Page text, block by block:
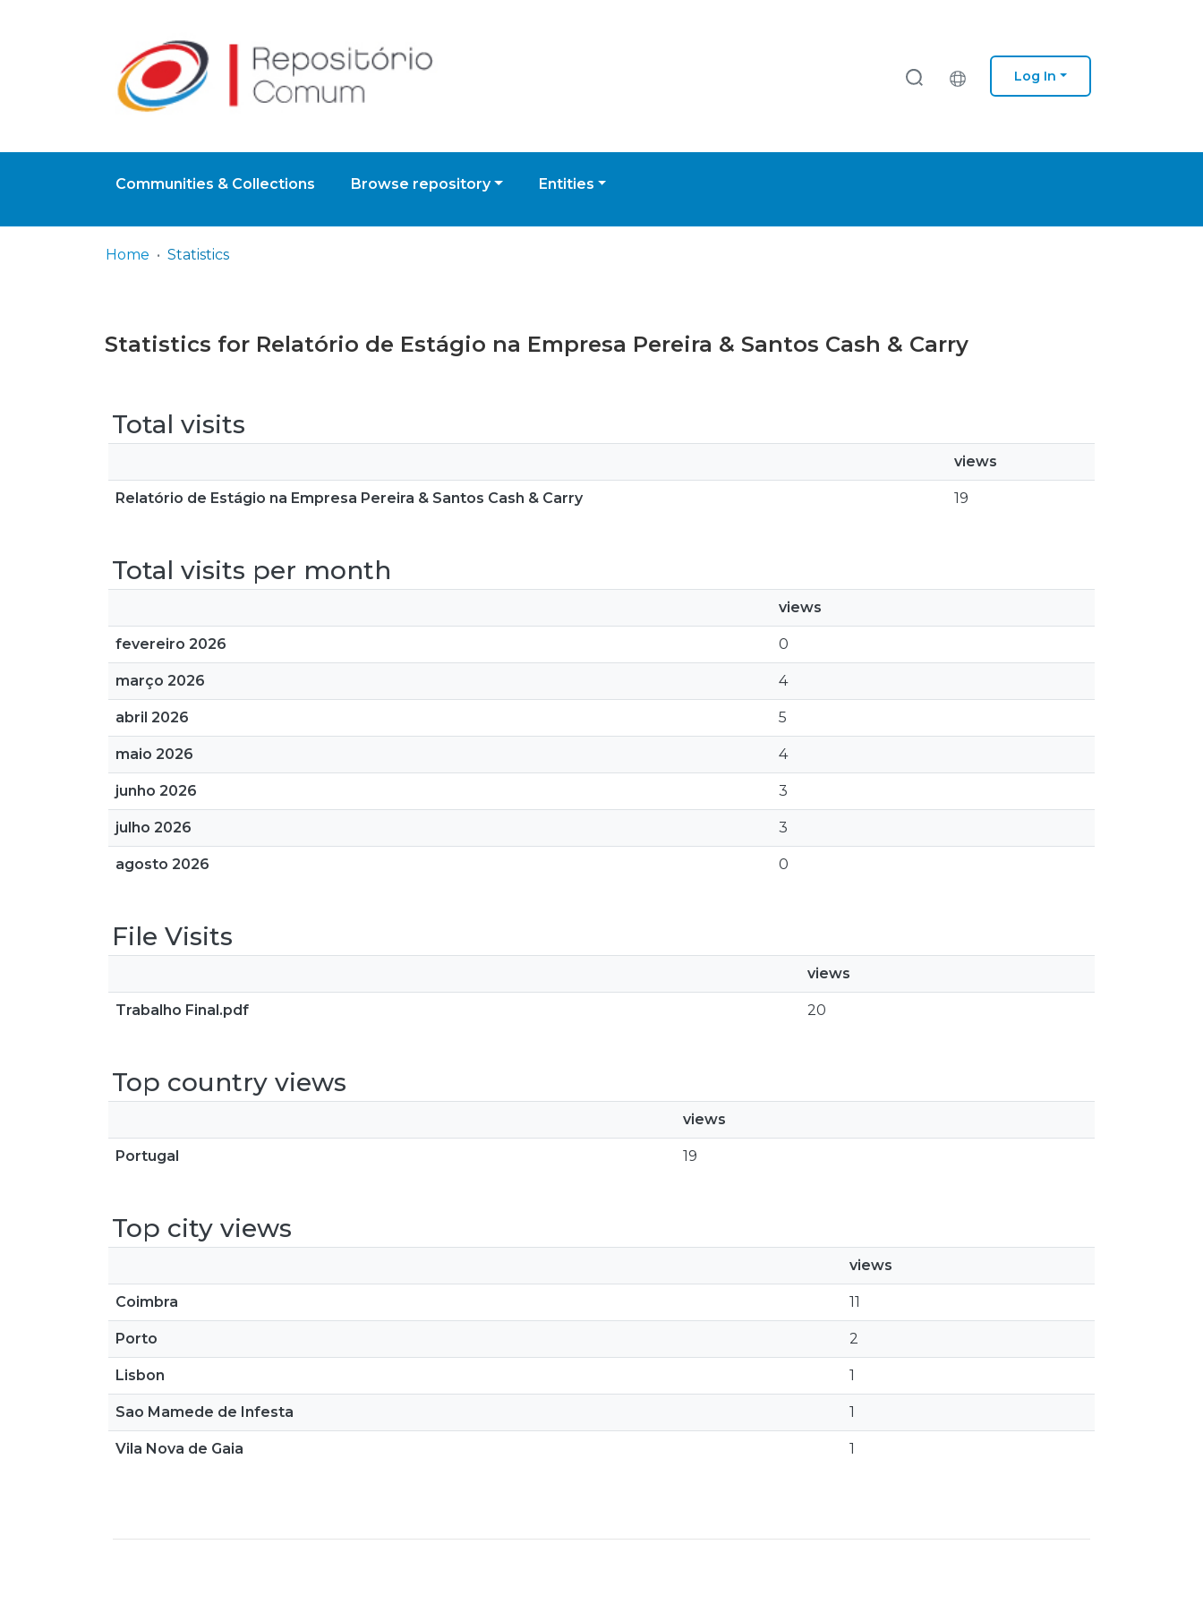
Log In
Communities & Collections Browse repository Entities
Home Statistics
Statistics for Relatório de Estágio na Empresa Pereira & Santos Cash & Carry
Total visits
views
Relatório de Estágio na Empresa Pereira & Santos Cash & Carry 19
Total visits per month
views
fevereiro 2026 0
março 2026 4
abril 2026 5
maio 2026 4
junho 2026 3
julho 2026 3
agosto 2026 0
File Visits
views
Trabalho Final.pdf 20
Top country views
views
Portugal 19
Top city views
views
Coimbra 11
Porto 2
Lisbon 1
Sao Mamede de Infesta 1
Vila Nova de Gaia 1